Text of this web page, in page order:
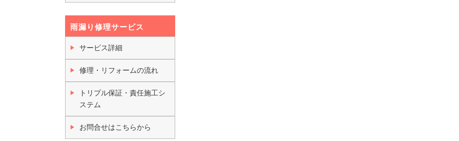
雨漏り修理サービス
サービス詳細
修理・リフォームの流れ
トリプル保証・責任施工シ
ステム
お問合せはこちらから